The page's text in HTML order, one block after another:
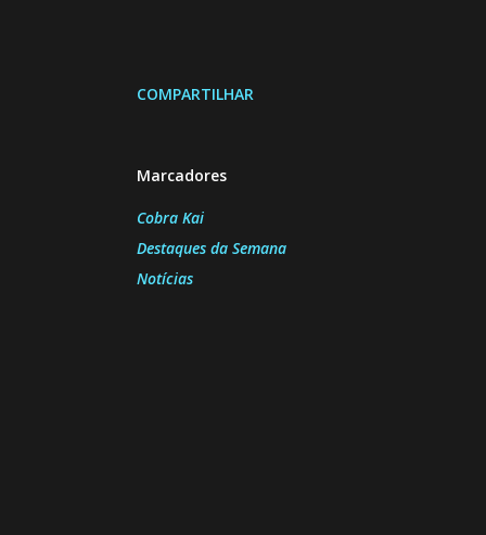
COMPARTILHAR
Marcadores
Cobra Kai
Destaques da Semana
Notícias